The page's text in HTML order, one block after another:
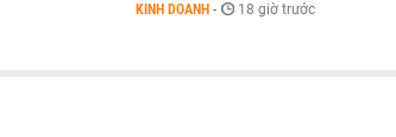
KINH DOANH - 18 giờ trước